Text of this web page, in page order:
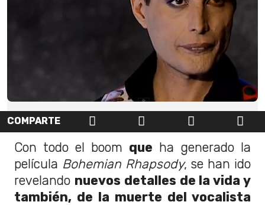
COMPARTE
Con todo el boom que ha generado la
película Bohemian Rhapsody, se han ido
revelando nuevos detalles de la vida y
también, de la muerte del vocalista